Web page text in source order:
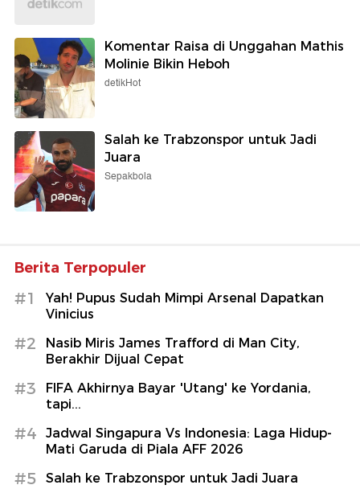
Komentar Raisa di Unggahan Mathis
Molinie Bikin Heboh
detikHot
Salah ke Trabzonspor untuk Jadi
Juara
Sepakbola
Berita Terpopuler
#1
Yah! Pupus Sudah Mimpi Arsenal Dapatkan
Vinicius
#2
Nasib Miris James Trafford di Man City,
Berakhir Dijual Cepat
#3
FIFA Akhirnya Bayar 'Utang' ke Yordania,
tapi...
#4
Jadwal Singapura Vs Indonesia: Laga Hidup-
Mati Garuda di Piala AFF 2026
#5 Salah ke Trabzonspor untuk Jadi Juara